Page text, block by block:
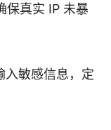
保真实 IP 未暴
入敏感信息，定